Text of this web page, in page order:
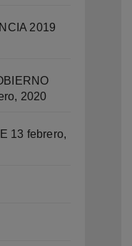
2019
2020
13 febrero,